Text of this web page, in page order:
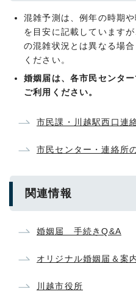
混雑予測は、例年の時期
を目安に記載しています
の混雑状況とは異なる場
ください。
婚姻届は、各市民センタ
ご利用ください。
市民課・川越駅西口連
市民センター・連絡所
関連情報
婚姻届 手続きQ&A
オリジナル婚姻届＆案
川越市役所